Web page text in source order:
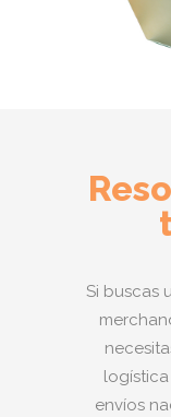
Si buscas
envíos